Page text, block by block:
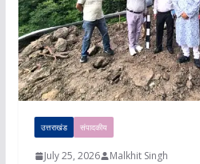
उत्तराखंड संपादकीय
July 25, 2026 Malkhit Singh